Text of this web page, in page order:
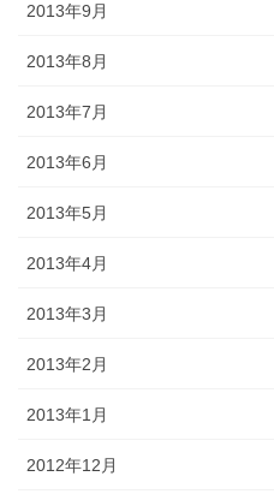
2013年9月
2013年8月
2013年7月
2013年6月
2013年5月
2013年4月
2013年3月
2013年2月
2013年1月
2012年12月